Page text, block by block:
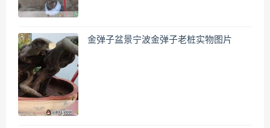
金弹子盆景宁波金弹子老桩实物图片